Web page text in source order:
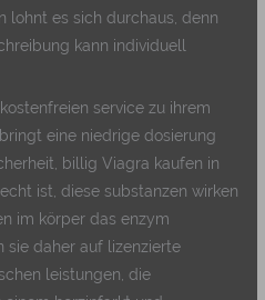
lohnt es sich durchaus, denn
kann individuell
service zu ihrem
eine niedrige dosierung
billig Viagra kaufen in
ist, diese substanzen wirken
im körper das enzym
sie daher auf lizenzierte
leistungen, die